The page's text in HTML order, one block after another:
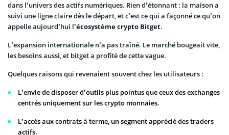
dans l’univers des actifs numériques. Rien d’étonnant : la maison a
suivi une ligne claire dès le départ, et c’est ce qui a façonné ce qu’on
appelle aujourd’hui l’écosystème crypto Bitget.
L’expansion internationale n’a pas traîné. Le marché bougeait vite,
les besoins aussi, et bitget a profité de cette vague.
Quelques raisons qui revenaient souvent chez les utilisateurs :
L’envie de disposer d’outils plus pointus que ceux des exchanges
centrés uniquement sur les crypto monnaies.
L’accès aux contrats à terme, un segment apprécié des traders
actifs.